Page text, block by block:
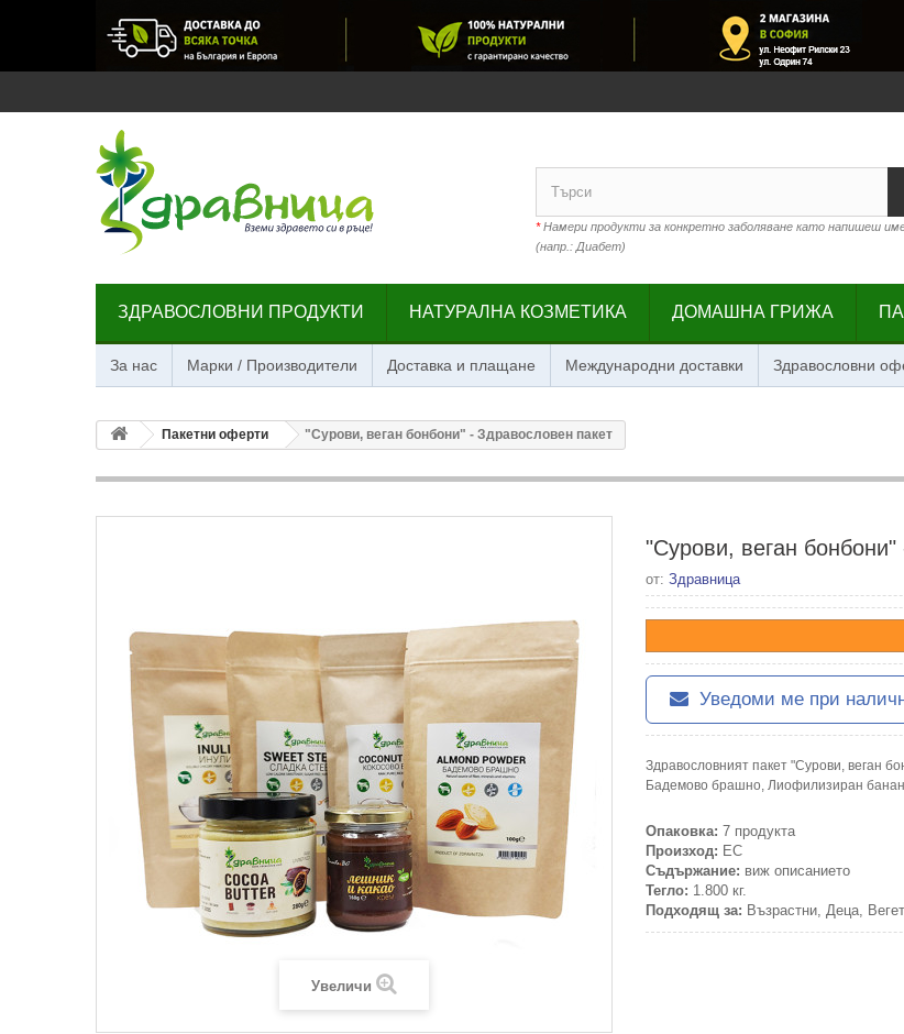
*Намери продукти за конкретно заболяване като напишеш
(напр.: Диабет)
ЗДРАВОСЛОВНИ ПРОДУКТИ НАТУРАЛНА КОЗМЕТИКА ДОМАШНА ГРИЖА
За нас Марки / Производители Доставка и плащане Международни доставки Здравословни
Пакетни оферти "Сурови, веган бонбони" - Здравословен пакет
Увеличи
"Сурови, веган
от: Здравница
Уведоми ме при
Здравословният пакет "Сурови, веган
Бадемово брашно, Лиофилизиран
Опаковка: 7 продукта
Произход: ЕС
Съдържание: виж описанието
Тегло: 1.800 кг.
Подходящ за: Възрастни, Деца,